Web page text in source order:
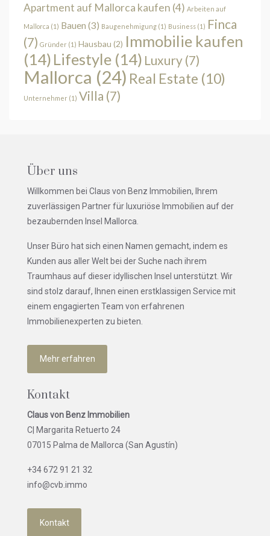
Apartment auf Mallorca kaufen (4) Arbeiten auf
Mallorca (1) Bauen (3) Baugenehmigung (1) Business (1) Finca
(7) Gründer (1) Hausbau (2) Immobilie kaufen
(14) Lifestyle (14) Luxury (7)
Mallorca (24) Real Estate (10)
Unternehmer (1) Villa (7)
Über uns
Willkommen bei Claus von Benz Immobilien, Ihrem
zuverlässigen Partner für luxuriöse Immobilien auf der
bezaubernden Insel Mallorca.
Unser Büro hat sich einen Namen gemacht, indem es
Kunden aus aller Welt bei der Suche nach ihrem
Traumhaus auf dieser idyllischen Insel unterstützt. Wir
sind stolz darauf, Ihnen einen erstklassigen Service mit
einem engagierten Team von erfahrenen
Immobilienexperten zu bieten.
Mehr erfahren
Kontakt
Claus von Benz Immobilien
C| Margarita Retuerto 24
07015 Palma de Mallorca (San Agustín)
+34 672 91 21 32
info@cvb.immo
Kontakt